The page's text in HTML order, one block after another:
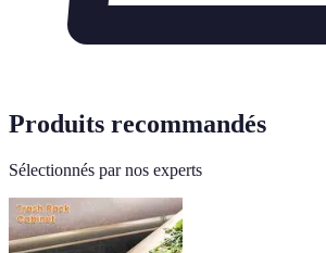
Produits recommandés
Sélectionnés par nos experts